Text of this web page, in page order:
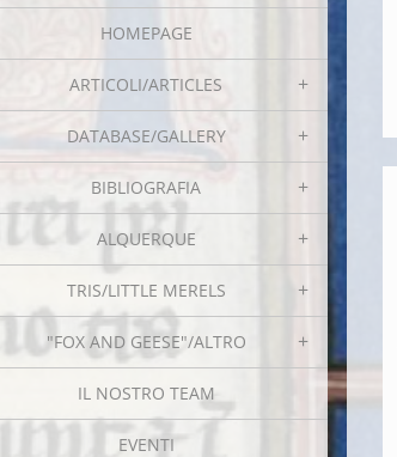
HOMEPAGE
ARTICOLI/ARTICLES
DATABASE/GALLERY
BIBLIOGRAFIA
ALQUERQUE
TRIS/LITTLE MERELS
"FOX AND GEESE"/ALTRO
IL NOSTRO TEAM
EVENTI